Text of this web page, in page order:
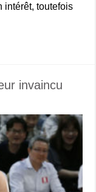
intérêt, toutefois
invaincu